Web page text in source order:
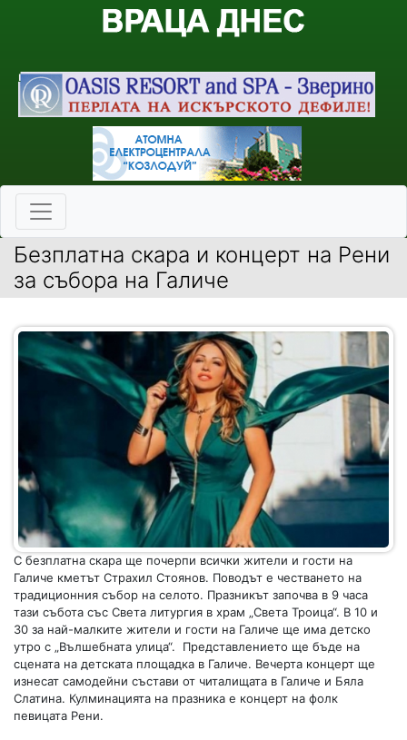
Безплатна скара и концерт на Рени
за събора на Галиче
С безплатна скара ще почерпи всички жители и гости на
Галиче кметът Страхил Стоянов. Поводът е честването на
традиционния събор на селото. Празникът започва в 9 часа
тази събота със Света литургия в храм „Света Троица“. В 10 и
30 за най-малките жители и гости на Галиче ще има детско
утро с „Вълшебната улица“. Представлението ще бъде на
сцената на детската площадка в Галиче. Вечерта концерт ще
изнесат самодейни състави от читалищата в Галиче и Бяла
Слатина. Кулминацията на празника е концерт на фолк
певицата Рени.